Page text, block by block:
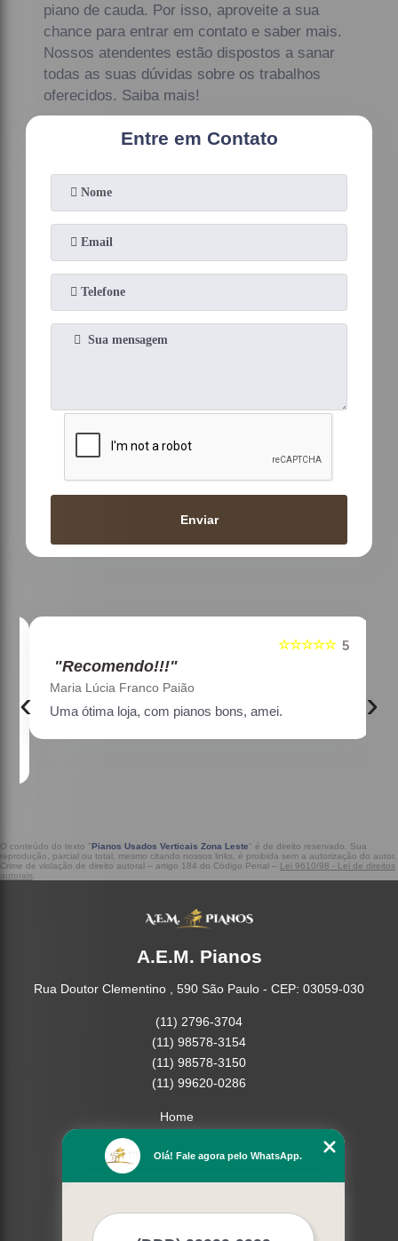
piano de cauda. Por isso, aproveite a sua
chance para entrar em contato e saber mais.
Nossos atendentes estão dispostos a sanar
todas as suas dúvidas sobre os trabalhos
oferecidos. Saiba mais!
Entre em Contato
Enviar
5
☆☆☆☆☆
"Recomendo!!!"
Maria Lúcia Franco Paião
Uma ótima loja, com pianos bons, amei.
‹ ›
O conteúdo do texto "Pianos Usados Verticais Zona Leste" é de direito reservado. Sua
reprodução, parcial ou total, mesmo citando nossos links, é proibida sem a autorização do autor.
Crime de violação de direito autoral – artigo 184 do Código Penal – Lei 9610/98 - Lei de direitos
autorais
A.E.M. Pianos
Rua Doutor Clementino , 590 São Paulo - CEP: 03059-030
(11) 2796-3704
(11) 98578-3154
(11) 98578-3150
(11) 99620-0286
Home
Missão
Olá! Fale agora pelo WhatsApp.